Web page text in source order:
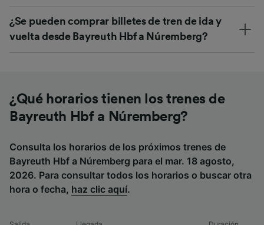
¿Se pueden comprar billetes de tren de ida y
vuelta desde Bayreuth Hbf a Núremberg?
¿Qué horarios tienen los trenes de
Bayreuth Hbf a Núremberg?
Consulta los horarios de los próximos trenes de
Bayreuth Hbf a Núremberg para el mar. 18 agosto,
2026. Para consultar todos los horarios o buscar otra
hora o fecha, haz clic aquí.